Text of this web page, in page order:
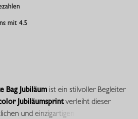
mit 4.5
Bag Jubiläum ist ein stilvoller Begleiter
Jubiläumsprintverleiht dieser
und einzigartigen Look anlässlich